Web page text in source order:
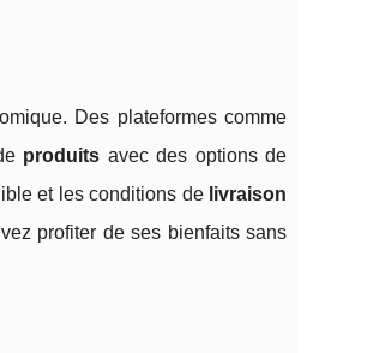
Des plateformes comme
produits avec des options de
et les conditions de livraison
profiter de ses bienfaits sans